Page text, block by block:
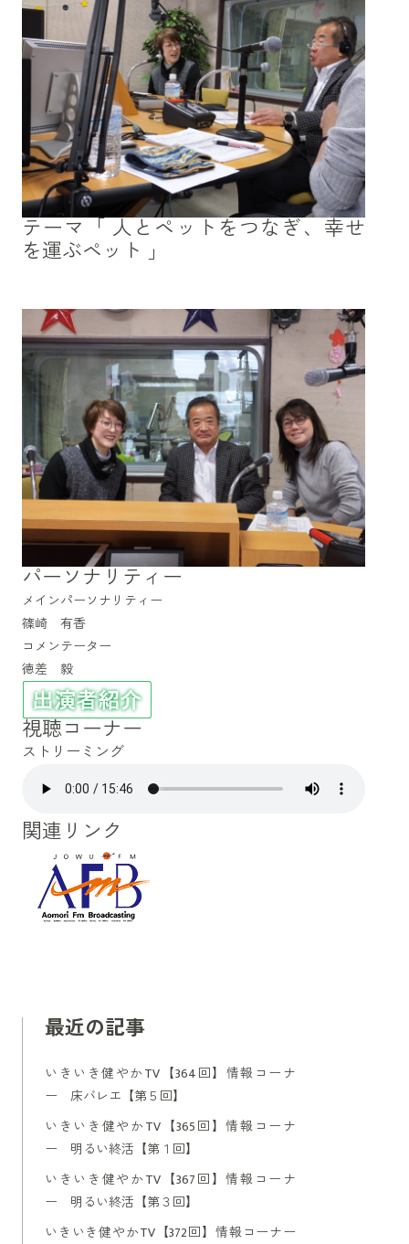
テーマ「 人とペットをつなぎ、幸せ
を運ぶペット 」
パーソナリティー
メインパーソナリティー
篠崎 有香
コメンテーター
徳差 毅
視聴コーナー
ストリーミング
関連リンク
最近の記事
いきいき健やかTV【364回】情報コーナ
ー 床バレエ【第５回】
いきいき健やかTV【365回】情報コーナ
ー 明るい終活【第１回】
いきいき健やかTV【367回】情報コーナ
ー 明るい終活【第３回】
いきいき健やかTV【372回】情報コーナー